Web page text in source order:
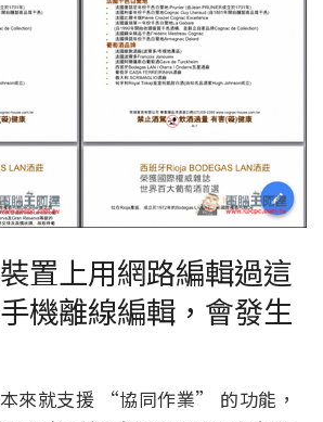
置上用網路編輯過這
機離線編輯，會發生
來就支援 “協同作業” 的功能，